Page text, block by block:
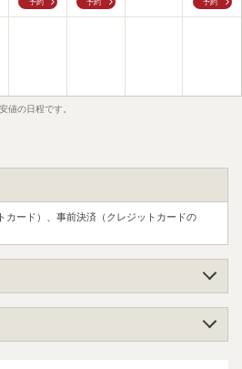
値の日程です。
カード）、事前決済（クレジットカードの